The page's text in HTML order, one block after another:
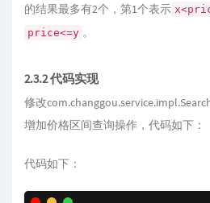
的结果最多有2个，第1个表示
price<=y 。
2.3.2 代码实现
修改
增加价格区间查询操作，代码如下：
代码如下：